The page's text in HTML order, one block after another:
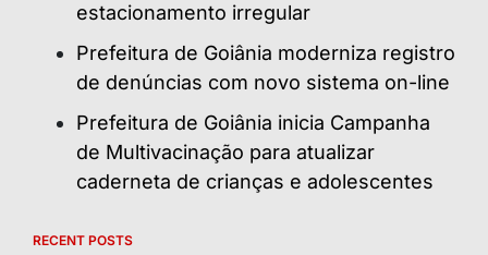
estacionamento irregular
Prefeitura de Goiânia moderniza registro
de denúncias com novo sistema on-line
Prefeitura de Goiânia inicia Campanha
de Multivacinação para atualizar
caderneta de crianças e adolescentes
RECENT POSTS